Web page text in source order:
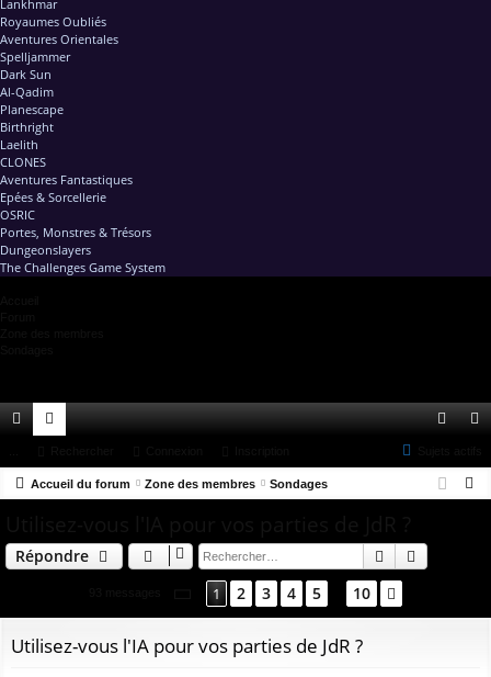
Lankhmar
Royaumes Oubliés
Aventures Orientales
Spelljammer
Dark Sun
Al-Qadim
Planescape
Birthright
Laelith
CLONES
Aventures Fantastiques
Epées & Sorcellerie
OSRIC
Portes, Monstres & Trésors
Dungeonslayers
The Challenges Game System
co
ci
u
s
ne cri
Accueil du forum Zone des membres Sondages
Répondre Rechercher
Page 1sur 10
1 2 3 4 5 10
Utilisez-vous l'IA pour vos parties de JdR ?